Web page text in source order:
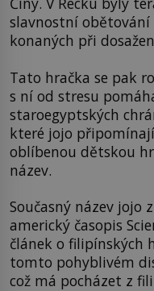
slavnostní
konaných při
Tato hračka se pak
s ní od stresu
staroegyptských
které jojo
oblíbenou dětskou
název.
Současný název jojo
americký časopis
článek o filipínských
tomto pohyblivém
což má pocházet z